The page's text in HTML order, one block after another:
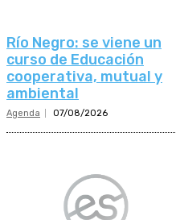
Río Negro: se viene un
curso de Educación
cooperativa, mutual y
ambiental
Agenda 07/08/2026